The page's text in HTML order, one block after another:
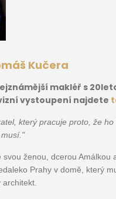
Kučera
makléř s
vystoupení najdete
který pracuje proto, že ho
svou ženou, dcerou Amálkou
Prahy v domě, který